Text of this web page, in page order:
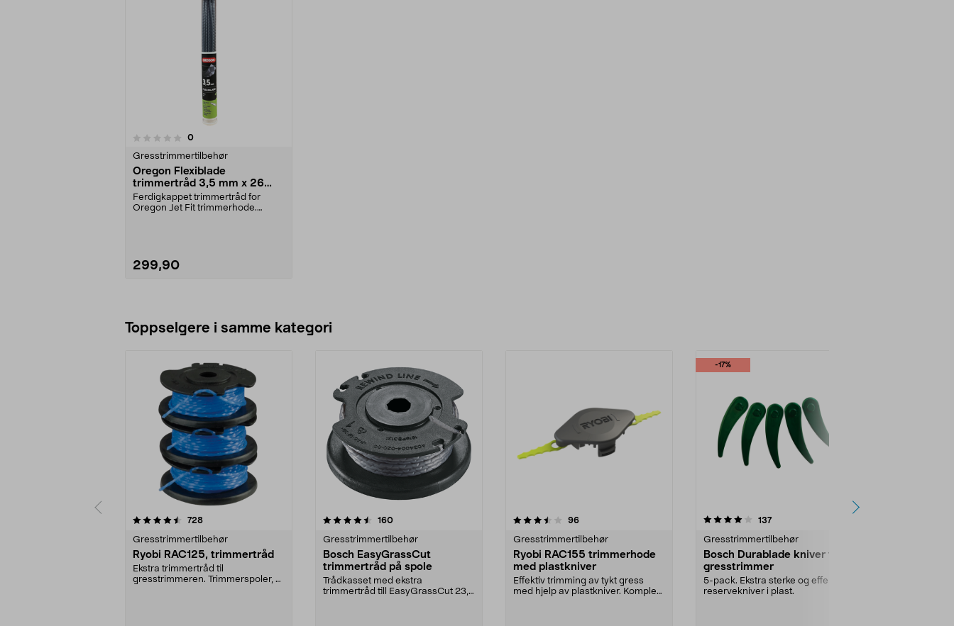
0anmeldelser
Gresstrimmertilbehør
Oregon Flexiblade
trimmertråd 3,5 mm x 26
cm, 20-pakning
Ferdigkappet trimmertråd for
Oregon Jet Fit trimmerhode.
299,90
Toppselgere i samme kategori
728anmeldelser
Gresstrimmertilbehør
Ryobi RAC125, trimmertråd
Ekstra trimmertråd til
gresstrimmeren. Trimmerspoler, 3
4.5 av 5 stjerner 160anmeldelser
Gresstrimmertilbehør
Bosch EasyGrassCut
trimmertråd på spole
Trådkasset med ekstra
trimmertråd till EasyGrassCut 23,
3.5 av 5 stjerner 96anmeldelser
Gresstrimmertilbehør
Ryobi RAC155 trimmerhode
med plastkniver
Effektiv trimming av tykt gress
med hjelp av plastkniver. Komplett
-17%
4.0 av 5 stjerner 137anmeldelser
Gresstrimmertilbehør
Bosch Durablade kniver til
gresstrimmer
5-pack. Ekstra sterke og effektive
reservekniver i plast.
4.0 av 5 stjerner